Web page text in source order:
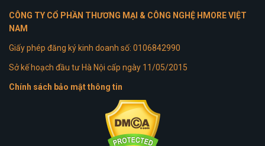
CÔNG TY CỔ PHẦN THƯƠNG MẠI & CÔNG NGHỆ HMORE VIỆT
NAM
Giấy phép đăng ký kinh doanh số: 0106842990
Sở kế hoạch đầu tư Hà Nội cấp ngày 11/05/2015
Chính sách bảo mật thông tin